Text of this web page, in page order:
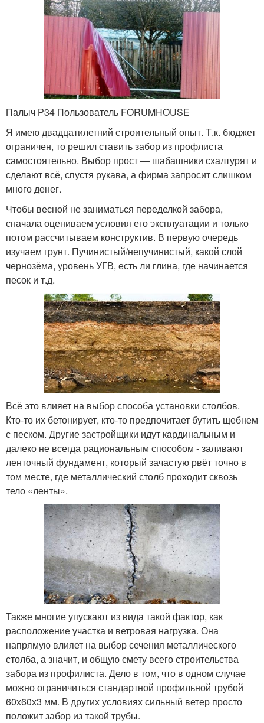
Палыч Р34 Пользователь FORUMHOUSE
Я имею двадцатилетний строительный опыт. Т.к. бюджет
ограничен, то решил ставить забор из профлиста
самостоятельно. Выбор прост — шабашники схалтурят и
сделают всё, спустя рукава, а фирма запросит слишком
много денег.
Чтобы весной не заниматься переделкой забора,
сначала оцениваем условия его эксплуатации и только
потом рассчитываем конструктив. В первую очередь
изучаем грунт. Пучинистый/непучинистый, какой слой
чернозёма, уровень УГВ, есть ли глина, где начинается
песок и т.д.
Всё это влияет на выбор способа установки столбов.
Кто-то их бетонирует, кто-то предпочитает бутить щебнем
с песком. Другие застройщики идут кардинальным и
далеко не всегда рациональным способом - заливают
ленточный фундамент, который зачастую рвёт точно в
том месте, где металлический столб проходит сквозь
тело «ленты».
Также многие упускают из вида такой фактор, как
расположение участка и ветровая нагрузка. Она
напрямую влияет на выбор сечения металлического
столба, а значит, и общую смету всего строительства
забора из профилиста. Дело в том, что в одном случае
можно ограничиться стандартной профильной трубой
60х60х3 мм. В других условиях сильный ветер просто
положит забор из такой трубы.